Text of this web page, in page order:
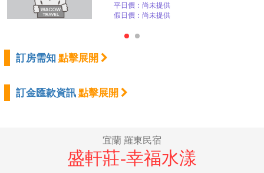
平日價：尚未提供
假日價：尚未提供
訂房需知 點擊展開
訂金匯款資訊 點擊展開
宜蘭 羅東民宿
盛軒莊-幸福水漾